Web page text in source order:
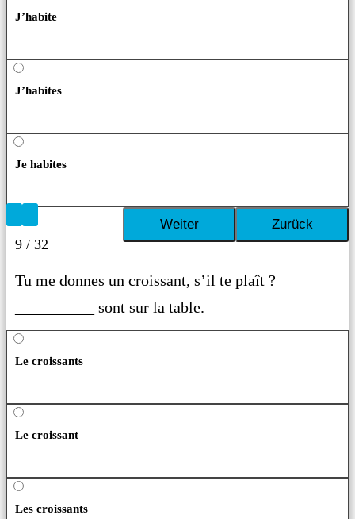
J’habite
J’habites
Je habites
9 / 32
Tu me donnes un croissant, s’il te plaît ?
__________ sont sur la table.
Le croissants
Le croissant
Les croissants